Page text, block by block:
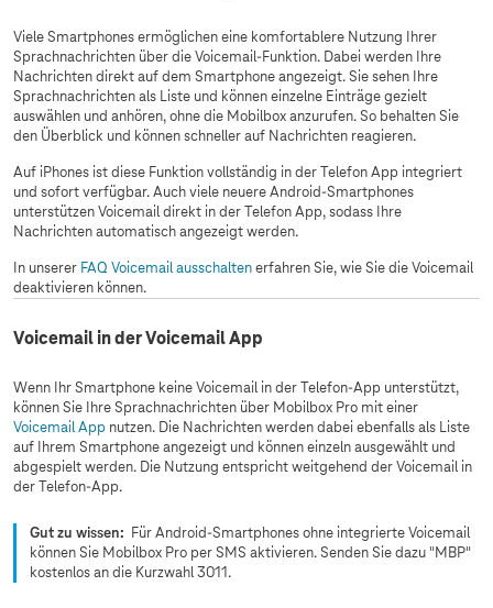
Viele Smartphones ermöglichen eine komfortablere Nutzung Ihrer
Sprachnachrichten über die Voicemail-Funktion. Dabei werden Ihre
Nachrichten direkt auf dem Smartphone angezeigt. Sie sehen Ihre
Sprachnachrichten als Liste und können einzelne Einträge gezielt
auswählen und anhören, ohne die Mobilbox anzurufen. So behalten Sie
den Überblick und können schneller auf Nachrichten reagieren.
Auf iPhones ist diese Funktion vollständig in der Telefon App integriert
und sofort verfügbar. Auch viele neuere Android‑Smartphones
unterstützen Voicemail direkt in der Telefon App, sodass Ihre
Nachrichten automatisch angezeigt werden.
In unserer FAQ Voicemail ausschaltenerfahren Sie, wie Sie die Voicemail
deaktivieren können.
Voicemail in der Voicemail App
Wenn Ihr Smartphone keine Voicemail in der Telefon‑App unterstützt,
können Sie Ihre Sprachnachrichten über Mobilbox Pro mit einer
Voicemail App nutzen. Die Nachrichten werden dabei ebenfalls als Liste
auf Ihrem Smartphone angezeigt und können einzeln ausgewählt und
abgespielt werden. Die Nutzung entspricht weitgehend der Voicemail in
der Telefon‑App.
Gut zu wissen: Für Android‑Smartphones ohne integrierte Voicemail
können Sie Mobilbox Pro per SMS aktivieren. Senden Sie dazu "MBP"
kostenlos an die Kurzwahl 3011.